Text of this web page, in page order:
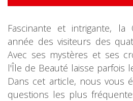
Fascinante et intrigante, la
année des visiteurs des
Avec ses mystères et ses
l'Île de Beauté laisse parfois
Dans cet article, nous vous
questions les plus